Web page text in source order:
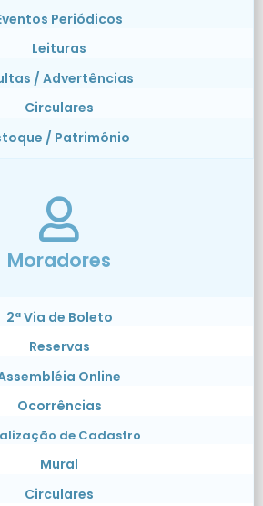
Periódicos
Leituras
/ Advertências
Circulares
/ Patrimônio
Moradores
2ª Via de Boleto
Reservas
Online
Ocorrências
de Cadastro
Mural
Circulares